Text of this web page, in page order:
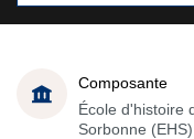
Composante
École d'histoire
Sorbonne (EHS)